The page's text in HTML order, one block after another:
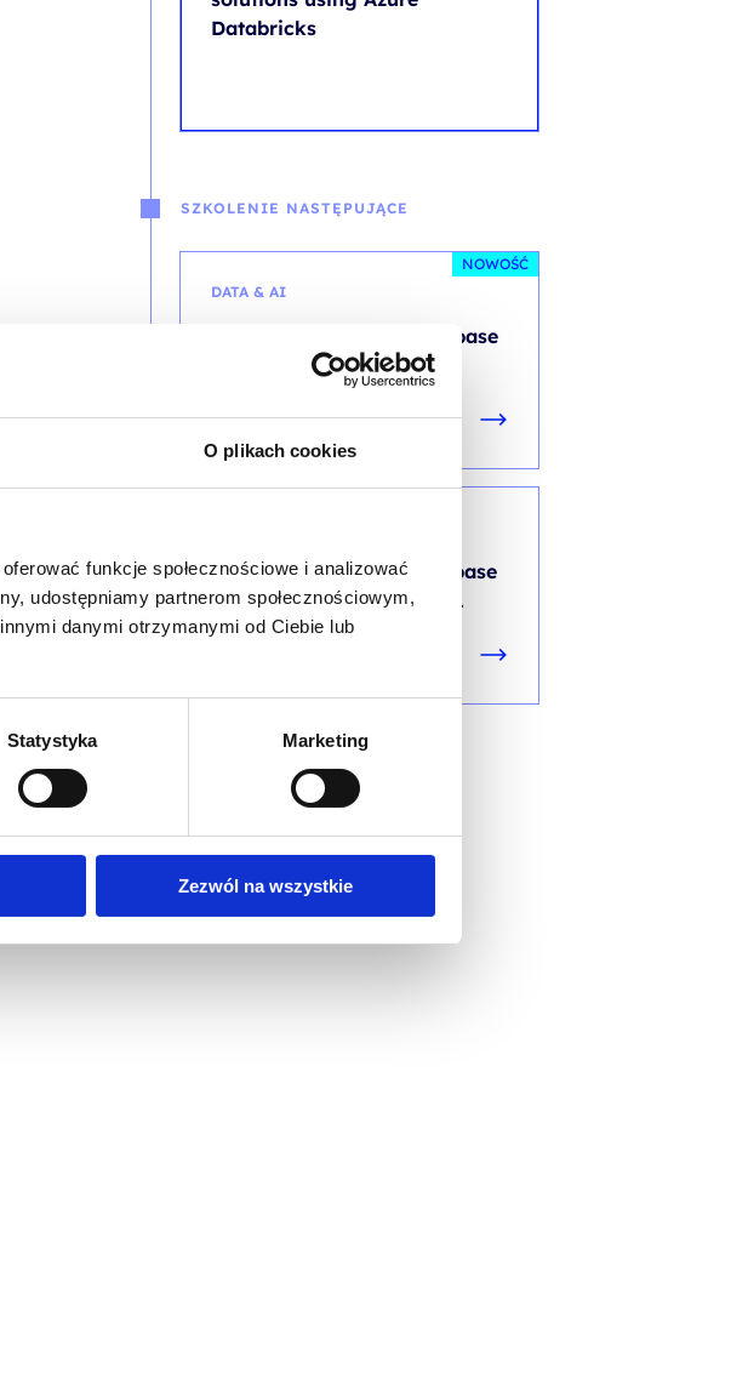
O plikach cookies
funkcje społecznościowe i analizować
udostępniamy partnerom społecznościowym,
danymi otrzymanymi od Ciebie lub
Statystyka Marketing
Zezwól na wszystkie
Databricks
SZKOLENIE NASTĘPUJĄCE
NOWOŚĆ
DATA & AI
Develop AI-enabled database
Implement scalable database
solutions using Azure SQL